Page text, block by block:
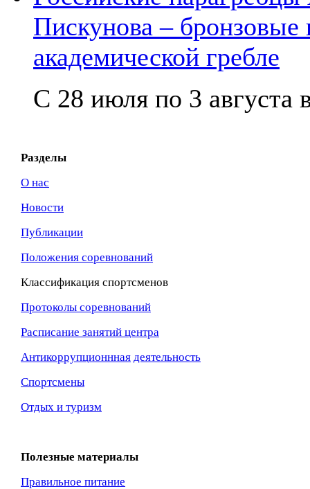
Пискунова –
академической гребле
С 28 июля по 3 августа
Разделы
О нас
Новости
Публикации
Положения соревнований
Классификация спортсменов
Протоколы соревнований
Расписание занятий центра
Антикоррупционнная деятельность
Спортсмены
Отдых и туризм
Полезные материалы
Правильное питание